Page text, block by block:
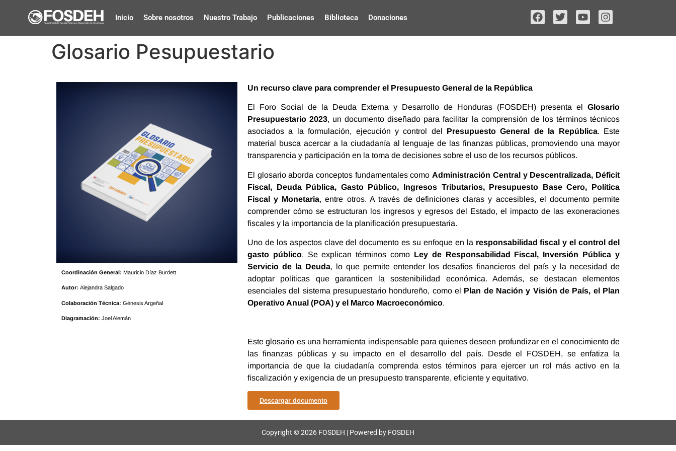
Inicio Sobre nosotros Nuestro Trabajo Publicaciones Biblioteca Donaciones
Glosario Pesupuestario
Coordinación General: Mauricio Díaz Burdett
Autor: Alejandra Salgado
Colaboración Técnica: Génesis Argeñal
Diagramación: Joel Alemán
Un recurso clave para comprender el Presupuesto General de la República
El Foro Social de la Deuda Externa y Desarrollo de Honduras (FOSDEH) presenta el Glosario
Presupuestario 2023, un documento diseñado para facilitar la comprensión de los términos técnicos
asociados a la formulación, ejecución y control del Presupuesto General de la República. Este
material busca acercar a la ciudadanía al lenguaje de las finanzas públicas, promoviendo una mayor
transparencia y participación en la toma de decisiones sobre el uso de los recursos públicos.
El glosario aborda conceptos fundamentales como Administración Central y Descentralizada, Déficit
Fiscal, Deuda Pública, Gasto Público, Ingresos Tributarios, Presupuesto Base Cero, Política
Fiscal y Monetaria, entre otros. A través de definiciones claras y accesibles, el documento permite
comprender cómo se estructuran los ingresos y egresos del Estado, el impacto de las exoneraciones
fiscales y la importancia de la planificación presupuestaria.
Uno de los aspectos clave del documento es su enfoque en la responsabilidad fiscal y el control del
gasto público. Se explican términos como Ley de Responsabilidad Fiscal, Inversión Pública y
Servicio de la Deuda, lo que permite entender los desafíos financieros del país y la necesidad de
adoptar políticas que garanticen la sostenibilidad económica. Además, se destacan elementos
esenciales del sistema presupuestario hondureño, como el Plan de Nación y Visión de País, el Plan
Operativo Anual (POA) y el Marco Macroeconómico.
Este glosario es una herramienta indispensable para quienes deseen profundizar en el conocimiento de
las finanzas públicas y su impacto en el desarrollo del país. Desde el FOSDEH, se enfatiza la
importancia de que la ciudadanía comprenda estos términos para ejercer un rol más activo en la
fiscalización y exigencia de un presupuesto transparente, eficiente y equitativo.
Descargar documento
Copyright © 2026 FOSDEH | Powered by FOSDEH